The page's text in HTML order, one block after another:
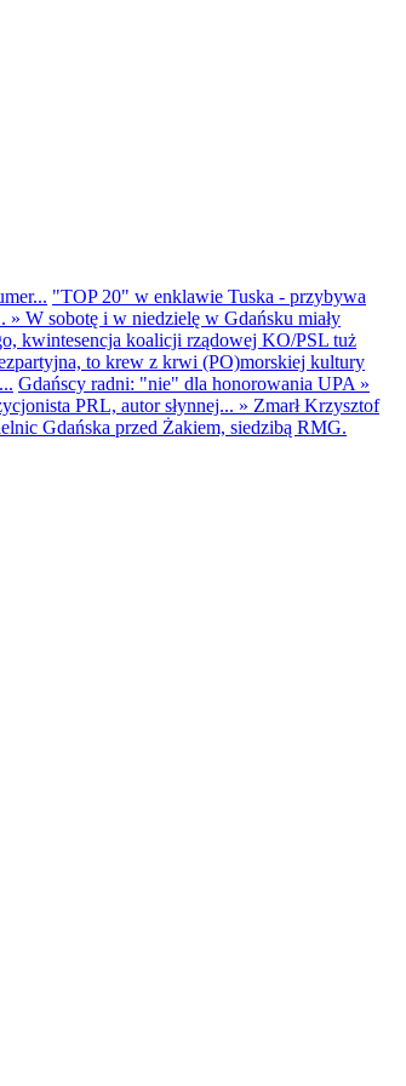
"TOP 20" w enklawie Tuska - przybywa
» W sobotę i w niedzielę w Gdańsku miały
kwintesencja koalicji rządowej KO/PSL tuż
to krew z krwi (PO)morskiej kultury
Gdańscy radni: "nie" dla honorowania UPA »
PRL, autor słynnej... » Zmarł Krzysztof
Gdańska przed Żakiem, siedzibą RMG.